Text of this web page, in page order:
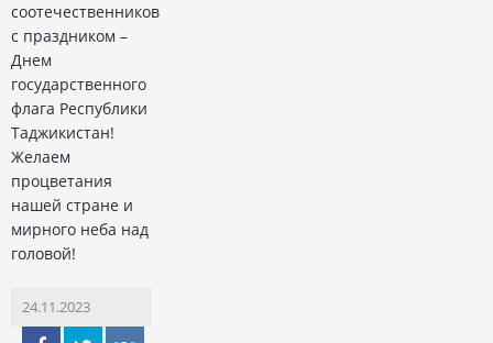
соотечественников
с праздником –
Днем
государственного
флага Республики
Таджикистан!
Желаем
процветания
нашей стране и
мирного неба над
головой!
24.11.2023